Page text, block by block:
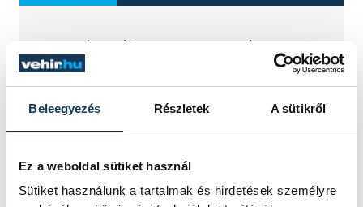
Beleegyezés Részletek A sütikről
Ez a weboldal sütiket használ
Sütiket használunk a tartalmak és hirdetések személyre
Kihúzták a 7 milliárdos
Szuperlottó
nyerőszámait
szilveszteri Szuperlottó nyerőszámait,
amelynek fődíja minden korábbinál
magasabb, nettó 7 milliárd forint volt.